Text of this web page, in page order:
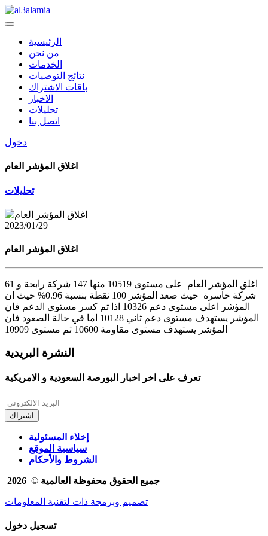
الرئيسية
الخدمات
نتائج التوصيات
باقات الاشتراك
الاخبار
تحليلات
اتصل بنا
دخول
اغلاق المؤشر العام
تحليلات
2023/01/29
اغلاق المؤشر العام
اغلق المؤشر العام على مستوى 10519 منها 147 شركة رابحة و 61
شركة خاسرة حيث صعد المؤشر 100 نقطة بنسبة 0.96% حيث ان
المؤشر اعلى مستوى دعم 10326 اذا تم كسر مستوى الدعم فان
المؤشر يستهدف مستوى دعم ثاني 10128 اما في حالة الصعود فان
المؤشر يستهدف مستوى مقاومة 10600 ثم مستوى 10909
النشرة البريدية
تعرف على اخر اخبار البورصة السعودية و الامريكية
اشتراك
إخلاء المسئولية
سياسية الموقع
الشروط والأحكام
جميع الحقوق محفوظة العالمية ©
تصميم وبرمجة ذات لتقنية المعلومات
تسجيل دخول